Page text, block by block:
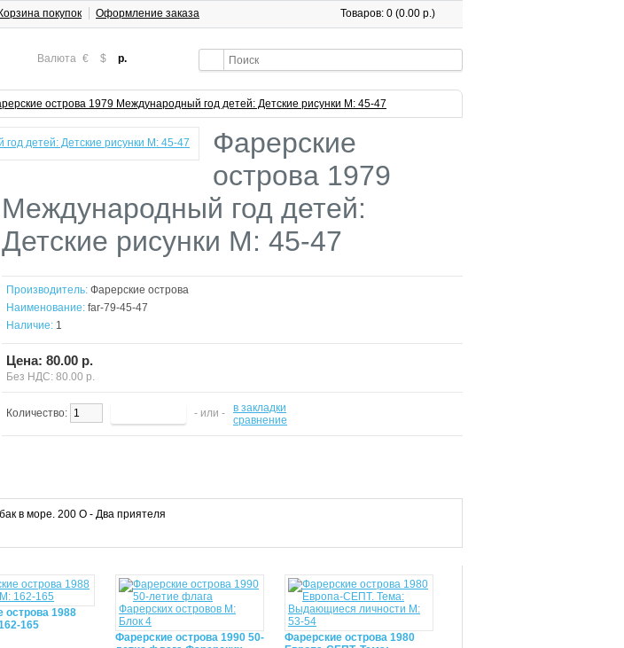
Валюта € $ р.
Товаров: 0 (0.00 р.)
Корзина покупок Оформление заказа
острова 1979 Международный год детей: Детские рисунки М: 45-47
Фарерские
острова 1979
Международный год детей:
Детские рисунки М: 45-47
Производитель: Фарерские острова
Наименование: far-79-45-47
Наличие: 1
Цена: 80.00 р.
Без НДС: 80.00 р.
Количество: - или -
в закладки
сравнение
в море. 200 O - Два приятеля
острова 1988
165
Фарерские острова 1990 50-
Фарерские острова 1980